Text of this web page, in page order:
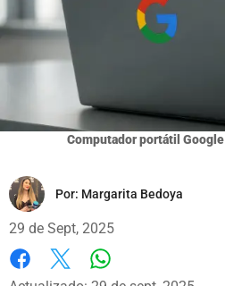
Computador portátil Google
Por: Margarita Bedoya
29 de Sept, 2025
Facebook
X